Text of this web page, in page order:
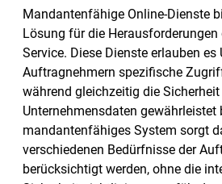
Mandantenfähige Online-Dienste
Lösung für die
Service. Diese Dienste erlauben es
Auftragnehmern spezifische
während gleichzeitig die Sicherheit
Unternehmensdaten gewährleistet
mandantenfähiges System sorgt
verschiedenen Bedürfnisse der
berücksichtigt werden, ohne die